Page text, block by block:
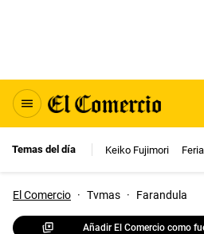
Temas del día Keiko Fujimori
El Comercio · Tvmas · Farandula
Añadir El Comercio como